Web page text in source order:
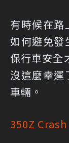
有時候在路
如何避免發
保行車安全
沒這麼幸運
車輛。
350Z Crash